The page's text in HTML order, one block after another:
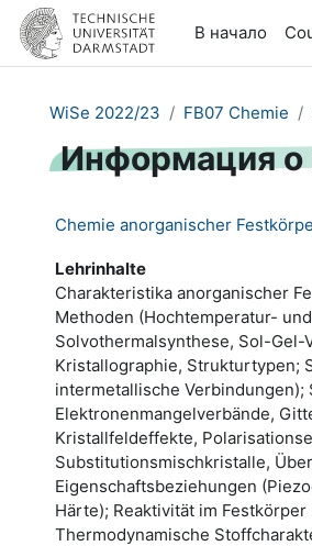
Перейти к основному содержанию
В начало
WiSe 2022/23 FB07 Chemie
Информация о
Chemie anorganischer
Lehrinhalte
Charakteristika anorganischer
Methoden (Hochtemperatur-
Solvothermalsynthese, Sol-Gel-
Kristallographie, Strukturtypen;
intermetallische
Elektronenmangelverbände,
Kristallfeldeffekte,
Substitutionsmischkristalle,
Eigenschaftsbeziehungen
Härte); Reaktivität im
Thermodynamische